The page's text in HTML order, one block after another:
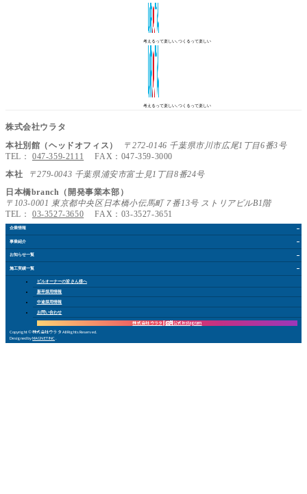
考えるって楽しい､つくるって楽しい
考えるって楽しい､つくるって楽しい
株式会社ウラタ
本社別館（ヘッドオフィス）
〒272-0146 千葉県市川市広尾1丁目6番3号
TEL： 047-359-2111 FAX：047-359-3000
本社
〒279-0043 千葉県浦安市富士見1丁目8番24号
日本橋branch（開発事業本部）
〒103-0001 東京都中央区日本橋小伝馬町７番13号 ストリアビルB1階
TEL： 03-3527-3650 FAX：03-3527-3651
企業情報
事業紹介
お知らせ一覧
施工実績一覧
ビルオーナーの皆さん様へ
新卒採用情報
中途採用情報
お問い合わせ
株式会社 ウラタ 採用公式Instagram
Copyright © 株式会社ウラタ All Rights Reserved.
Designed byMAGNET INC